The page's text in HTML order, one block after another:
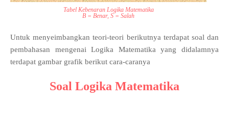
Tabel Kebenaran Logika Matematika
B = Benar, S = Salah
Untuk menyeimbangkan teori-teori berikutnya terdapat soal dan
pembahasan mengenai Logika Matematika yang didalamnya
terdapat gambar grafik berikut cara-caranya
Soal Logika Matematika